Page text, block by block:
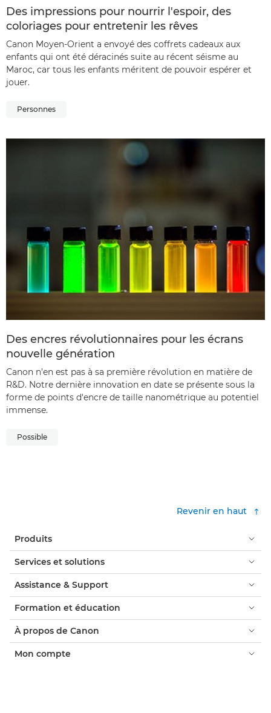
Des impressions pour nourrir l'espoir, des
coloriages pour entretenir les rêves
Canon Moyen-Orient a envoyé des coffrets cadeaux aux
enfants qui ont été déracinés suite au récent séisme au
Maroc, car tous les enfants méritent de pouvoir espérer et
jouer.
Personnes
Des encres révolutionnaires pour les écrans
nouvelle génération
Canon n'en est pas à sa première révolution en matière de
R&D. Notre dernière innovation en date se présente sous la
forme de points d'encre de taille nanométrique au potentiel
immense.
Possible
Revenir en haut
Produits
Services et solutions
Assistance & Support
Formation et éducation
À propos de Canon
Mon compte